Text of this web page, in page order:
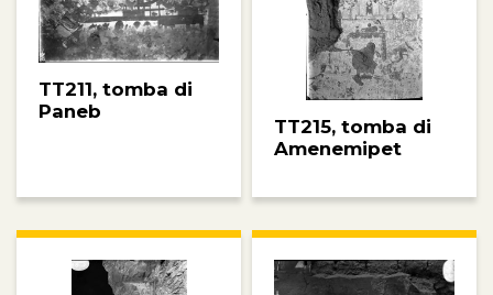
TT211, tomba di
Paneb
TT215, tomba di
Amenemipet